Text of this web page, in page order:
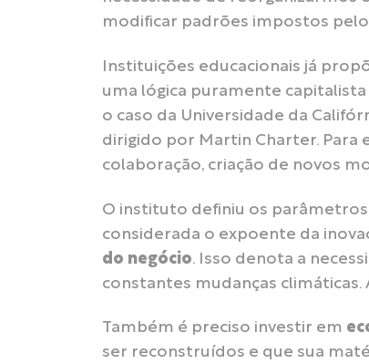
modificar padrões impostos
Instituições educacionais já
uma lógica puramente
o caso da Universidade da
dirigido por Martin Charter. Para
colaboração, criação de novos
O instituto definiu os
considerada o expoente da
do negócio. Isso denota a
constantes mudanças climáticas.
Também é preciso investir em
ser reconstruídos e que sua